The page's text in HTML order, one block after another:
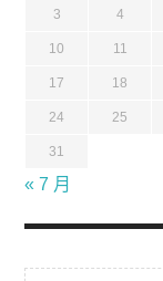
3 4
10 11
17 18
24 25
31
« 7 月